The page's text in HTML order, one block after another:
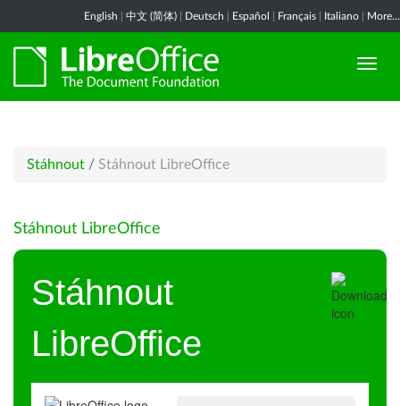
English 中文 (简体) Deutsch Español Français Italiano More...
Stáhnout / Stáhnout LibreOffice
Stáhnout LibreOffice
Stáhnout
LibreOffice